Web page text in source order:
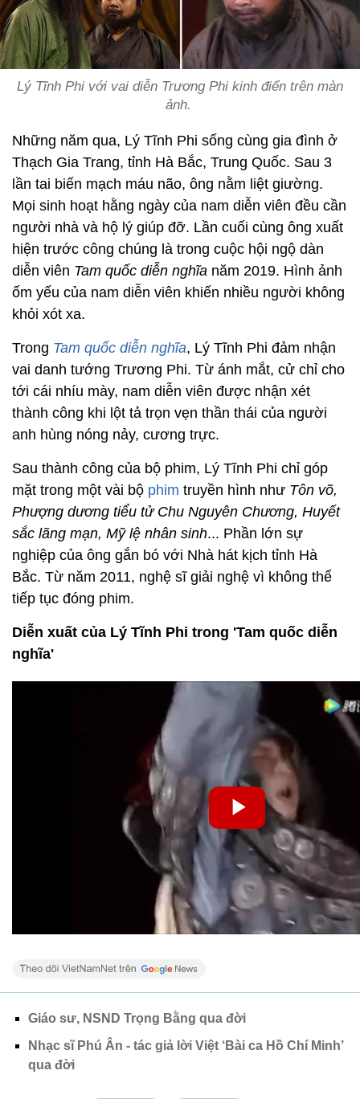
Lý Tĩnh Phi với vai diễn Trương Phi kinh điển trên màn
ảnh.
Những năm qua, Lý Tĩnh Phi sống cùng gia đình ở
Thạch Gia Trang, tỉnh Hà Bắc, Trung Quốc. Sau 3
lần tai biến mạch máu não, ông nằm liệt giường.
Mọi sinh hoạt hằng ngày của nam diễn viên đều cần
người nhà và hộ lý giúp đỡ. Lần cuối cùng ông xuất
hiện trước công chúng là trong cuộc hội ngộ dàn
diễn viên Tam quốc diễn nghĩa năm 2019. Hình ảnh
ốm yếu của nam diễn viên khiến nhiều người không
khỏi xót xa.
Trong Tam quốc diễn nghĩa, Lý Tĩnh Phi đảm nhận
vai danh tướng Trương Phi. Từ ánh mắt, cử chỉ cho
tới cái nhíu mày, nam diễn viên được nhận xét
thành công khi lột tả trọn vẹn thần thái của người
anh hùng nóng nảy, cương trực.
Sau thành công của bộ phim, Lý Tĩnh Phi chỉ góp
mặt trong một vài bộ phim truyền hình như Tôn võ,
Phượng dương tiểu tử Chu Nguyên Chương, Huyết
sắc lãng mạn, Mỹ lệ nhân sinh... Phần lớn sự
nghiệp của ông gắn bó với Nhà hát kịch tỉnh Hà
Bắc. Từ năm 2011, nghệ sĩ giải nghệ vì không thể
tiếp tục đóng phim.
Diễn xuất của Lý Tĩnh Phi trong 'Tam quốc diễn
nghĩa'
Giáo sư, NSND Trọng Bằng qua đời
Nhạc sĩ Phú Ân - tác giả lời Việt ‘Bài ca Hồ Chí Minh’
qua đời